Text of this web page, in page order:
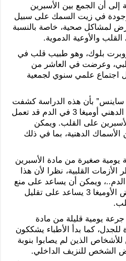
أن الجمع بين الأسبرين
3 –الموجودة في زيت السمك على سبيل
لمشاكل صحية، خاصة بالنسبة
والأوعية الدموية.
روبرت بلوك، وهو طبيب قلب في
وعرضت في العاشر من
اجتماع علمي سنوي لجمعية
ساينس” بأن هذه الدراسة كشفت
عن أن مستويات الحمض الدهني أوميغا 3 في الدم قد تعمل
على القلب. ويمكن
على أوميغا 3 من الأسماك الدهنية، بما في ذلك
صغيرة من مادة الأسبرين
القلبية، نظرا لأن هذا
الدم..، ويمكن أن يساعد على منع
الجلطات. ويُعتقد أن حمض الأوميغا 3 يساعد على تقليل
يومية قليلة من مادة
للجدل، كما بدأ الأطباء يشككون
الذين لم يصابوا بنوبة
الشخص للنزيف الداخلي.